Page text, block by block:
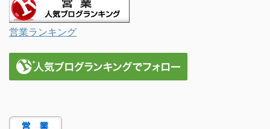
営業ランキング